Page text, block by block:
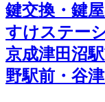
鍵交換・鍵
すけステー
京成津田沼
野駅前・谷